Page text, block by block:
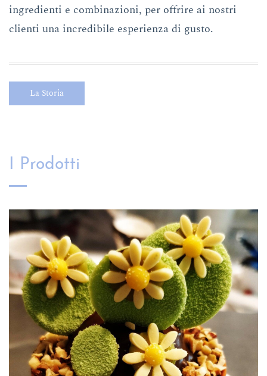
ingredienti e combinazioni, per offrire ai nostri
clienti una incredibile esperienza di gusto.
La Storia
I Prodotti